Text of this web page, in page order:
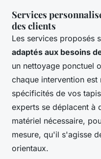
Services
des clients
Les services proposés
adaptés aux besoins
un nettoyage ponctuel
chaque intervention
spécificités de vos
experts se déplacent à
matériel nécessaire,
mesure, qu'il s'agisse
orientaux.